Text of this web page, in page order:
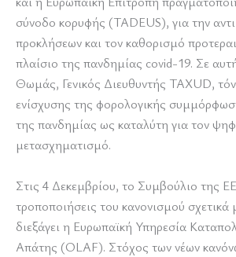
σύνοδο κορυφής (TADEUS), για την
προκλήσεων και τον καθορισμό
πλαίσιο της πανδημίας covid-19. Σε
Θωμάς, Γενικός Διευθυντής TAXUD,
ενίσχυσης της φορολογικής
της πανδημίας ως καταλύτη για τον
μετασχηματισμό.
Στις 4 Δεκεμβρίου, το Συμβούλιο της ΕΕ
τροποποιήσεις του κανονισμού σχετικά
διεξάγει η Ευρωπαϊκή Υπηρεσία
Απάτης (OLAF). Στόχος των νέων